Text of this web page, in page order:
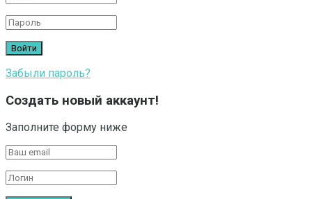
Забыли пароль?
Создать новый аккаунт!
Заполните форму ниже